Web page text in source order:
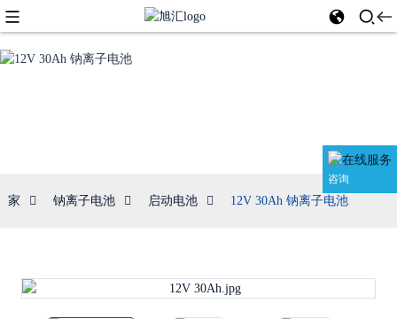
咨询
家 钠离子电池 启动电池 12V 30Ah 钠离子电池